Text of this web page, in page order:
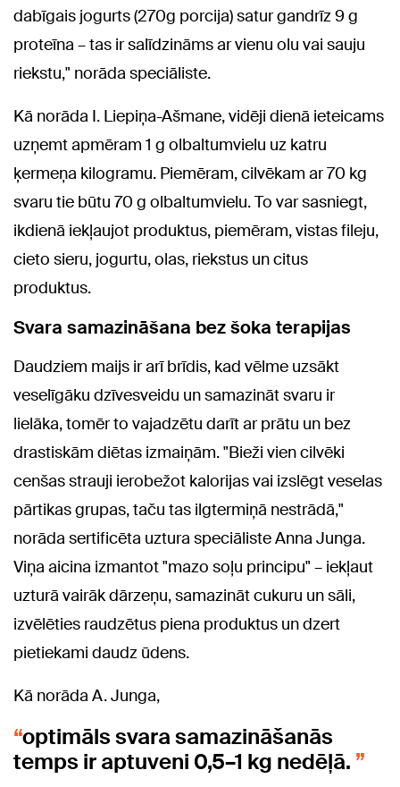
dabīgais jogurts (270g porcija) satur gandrīz 9 g
proteīna – tas ir salīdzināms ar vienu olu vai sauju
riekstu," norāda speciāliste.
Kā norāda I. Liepiņa-Ašmane, vidēji dienā ieteicams
uzņemt apmēram 1 g olbaltumvielu uz katru
ķermeņa kilogramu. Piemēram, cilvēkam ar 70 kg
svaru tie būtu 70 g olbaltumvielu. To var sasniegt,
ikdienā iekļaujot produktus, piemēram, vistas fileju,
cieto sieru, jogurtu, olas, riekstus un citus
produktus.
Svara samazināšana bez šoka terapijas
Daudziem maijs ir arī brīdis, kad vēlme uzsākt
veselīgāku dzīvesveidu un samazināt svaru ir
lielāka, tomēr to vajadzētu darīt ar prātu un bez
drastiskām diētas izmaiņām. "Bieži vien cilvēki
cenšas strauji ierobežot kalorijas vai izslēgt veselas
pārtikas grupas, taču tas ilgtermiņā nestrādā,"
norāda sertificēta uztura speciāliste Anna Junga.
Viņa aicina izmantot "mazo soļu principu" – iekļaut
uzturā vairāk dārzeņu, samazināt cukuru un sāli,
izvēlēties raudzētus piena produktus un dzert
pietiekami daudz ūdens.
Kā norāda A. Junga,
optimāls svara samazināšanās
temps ir aptuveni 0,5–1 kg nedēļā.